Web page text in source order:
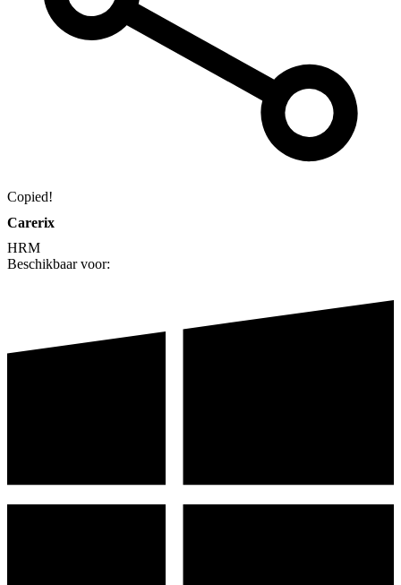
Copied!
Carerix
HRM
Beschikbaar voor: